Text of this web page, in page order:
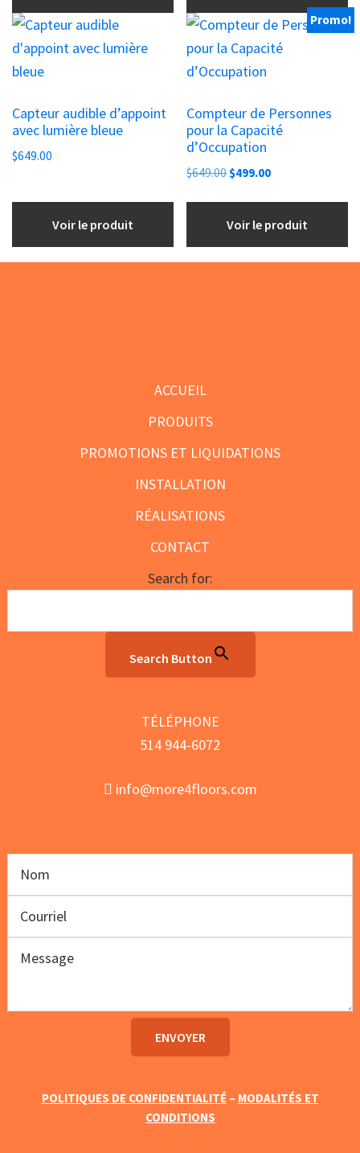
Capteur audible d’appoint
avec lumière bleue
$649.00
Voir le produit
Promo!
Compteur de Personnes
pour la Capacité
d’Occupation
$649.00Le
était :
$499.00Le
est :
Voir le produit
ACCUEIL
PRODUITS
PROMOTIONS ET LIQUIDATIONS
INSTALLATION
RÉALISATIONS
CONTACT
Search for:
Search Button
TÉLÉPHONE
514 944-6072
info@more4floors.com
POLITIQUES DE CONFIDENTIALITÉ – MODALITÉS ET
CONDITIONS